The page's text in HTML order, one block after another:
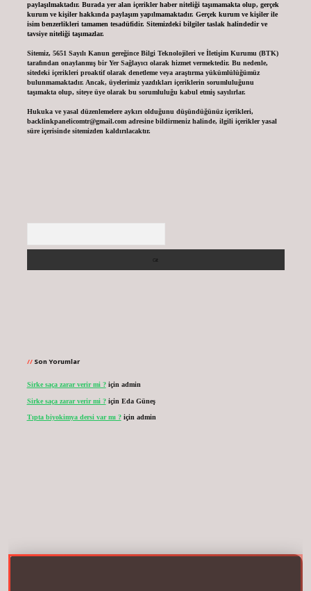
paylaşılmaktadır. Burada yer alan içerikler haber niteliği taşımamakta olup, gerçek
kurum ve kişiler hakkında paylaşım yapılmamaktadır. Gerçek kurum ve kişiler ile
isim benzerlikleri tamamen tesadüfidir. Sitemizdeki bilgiler taslak halindedir ve
tavsiye niteliği taşımazlar.
Sitemiz, 5651 Sayılı Kanun gereğince Bilgi Teknolojileri ve İletişim Kurumu (BTK)
tarafından onaylanmış bir Yer Sağlayıcı olarak hizmet vermektedir. Bu nedenle,
sitedeki içerikleri proaktif olarak denetleme veya araştırma yükümlülüğümüz
bulunmamaktadır. Ancak, üyelerimiz yazdıkları içeriklerin sorumluluğunu
taşımakta olup, siteye üye olarak bu sorumluluğu kabul etmiş sayılırlar.
Hukuka ve yasal düzenlemelere aykırı olduğunu düşündüğünüz içerikleri,
backlinkpanelicomtr@gmail.comadresine bildirmeniz halinde, ilgili içerikler yasal
süre içerisinde sitemizden kaldırılacaktır.
Son Yorumlar
Sirke saça zarar verir mi ?için admin
Sirke saça zarar verir mi ?için Eda Güneş
Tıpta biyokimya dersi var mı ?için admin